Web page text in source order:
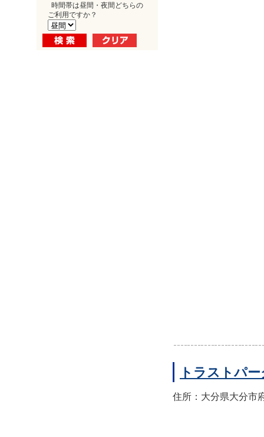
時間帯は昼間・夜間どちらの
ご利用ですか？
トラストパ
住所：大分県大分市